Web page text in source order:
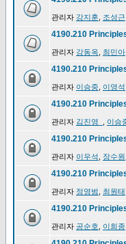
관리자 강지훈 조성근
4190.210
관리자 강동옥 최민아
4190.210
관리자 이승중 이영석
4190.210
관리자 김진영_ 이승
4190.210
관리자 이우석 장수원
4190.210
관리자 정영범 최원태
4190.210
관리자 공순호 이희종